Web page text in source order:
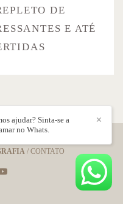
DE
E ATÉ
/ CONTATO
✕
ajudar? Sinta-se a
no Whats.